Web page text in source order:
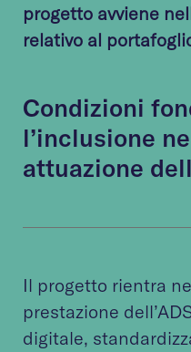
progetto avviene
relativo al
Condizioni
l’inclusione
attuazione
Il progetto rientra
prestazione
digitale,